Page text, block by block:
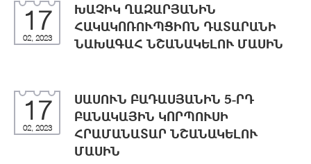
17
02, 2023
ԽԱՉԻԿ ՂԱԶԱՐՅԱՆԻՆ
ՀԱԿԱԿՈՌՈՒՊՑԻՈՆ ԴԱՏԱՐԱՆԻ
ՆԱԽԱԳԱՀ ՆՇԱՆԱԿԵԼՈՒ ՄԱՍԻՆ
17
02, 2023
ՍԱՍՈՒՆ ԲԱԴԱՍՅԱՆԻՆ 5-ՐԴ
ԲԱՆԱԿԱՅԻՆ ԿՈՐՊՈՒՍԻ
ՀՐԱՄԱՆԱՏԱՐ ՆՇԱՆԱԿԵԼՈՒ
ՄԱՍԻՆ